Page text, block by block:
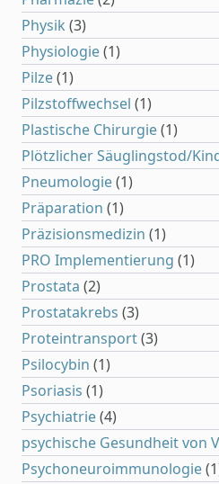
Physik (3)
Physiologie(1)
Pilze(1)
Pilzstoffwechsel (1)
Plastische Chirurgie(1)
Plötzlicher Säuglingstod/
Pneumologie(1)
Präparation (1)
Präzisionsmedizin (1)
PRO Implementierung (1)
Prostata (2)
Prostatakrebs (3)
Proteintransport(3)
Psilocybin (1)
Psoriasis (1)
Psychiatrie(4)
psychische Gesundheit von
Psychoneuroimmunologie